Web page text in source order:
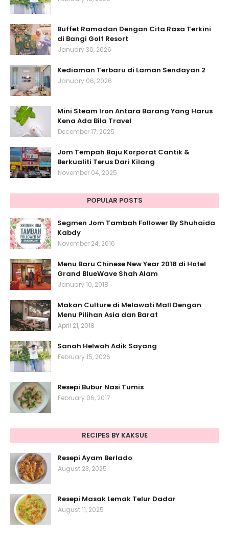
Buffet Ramadan Dengan Cita Rasa Terkini
di Bangi Golf Resort
January 30, 2026
Kediaman Terbaru di Laman Sendayan 2
January 06, 2026
Mini Steam Iron Antara Barang Yang Harus
Kena Ada Bila Travel
December 17, 2025
Jom Tempah Baju Korporat Cantik &
Berkualiti Terus Dari Kilang
November 04, 2025
POPULAR POSTS
Segmen Jom Tambah Follower By Shuhaida
Kabdy
November 24, 2016
Menu Baru Chinese New Year 2018 di Hotel
Grand BlueWave Shah Alam
January 10, 2018
Makan Culture di Melawati Mall Dengan
Menu Pilihan Asia dan Barat
April 21, 2018
Sanah Helwah Adik Sayang
February 15, 2026
Resepi Bubur Nasi Tumis
February 06, 2017
RECIPES BY KAKSUE
Resepi Ayam Berlado
August 23, 2025
Resepi Masak Lemak Telur Dadar
August 11, 2025